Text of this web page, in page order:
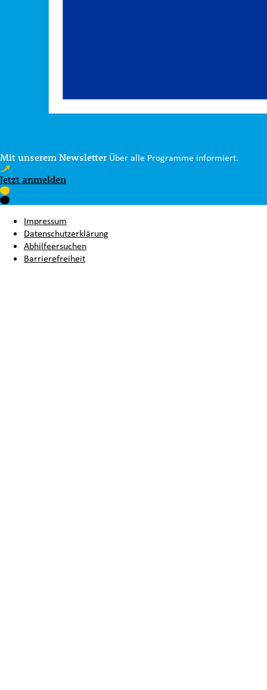
Mit unserem Newsletter Über alle Programme informiert.
Jetzt anmelden
Impressum
Datenschutzerklärung
Abhilfeersuchen
Barrierefreiheit